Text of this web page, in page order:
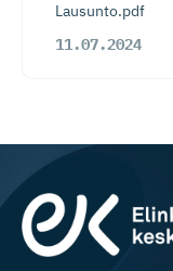
Lausunto.pdf
11.07.2024